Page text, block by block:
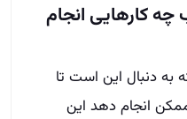
کارهایی انجام
به دنبال این است تا
انجام دهد این